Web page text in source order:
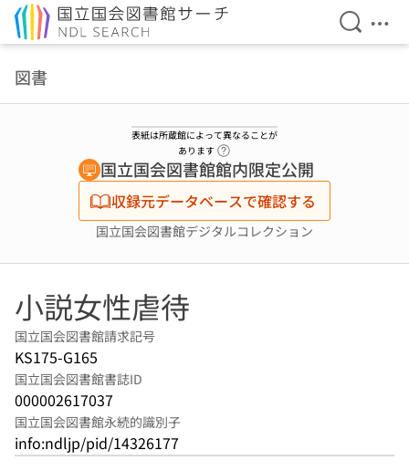
検索を
メ
図書
表紙は所蔵館によって異なることが
あります
国立国会図書館館内限定公開
収録元データベースで確認する
国立国会図書館デジタルコレクション
小説女性虐待
国立国会図書館請求記号
KS175-G165
国立国会図書館書誌ID
000002617037
国立国会図書館永続的識別子
info:ndljp/pid/14326177